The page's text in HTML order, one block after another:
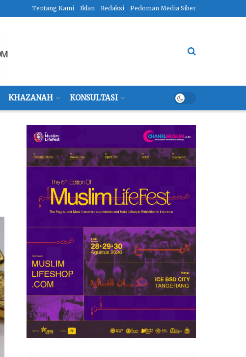
Tentang Kami Iklan Redaksi Pedoman Media Siber
KHAZANAH KONSULTASI